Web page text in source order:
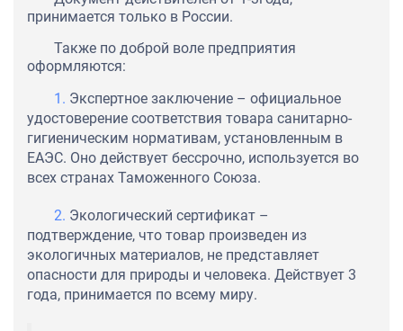
принимается только в России.
Также по доброй воле предприятия
оформляются:
Экспертное заключение – официальное
удостоверение соответствия товара санитарно-
гигиеническим нормативам, установленным в
ЕАЭС. Оно действует бессрочно, используется во
всех странах Таможенного Союза.
Экологический сертификат –
подтверждение, что товар произведен из
экологичных материалов, не представляет
опасности для природы и человека. Действует 3
года, принимается по всему миру.